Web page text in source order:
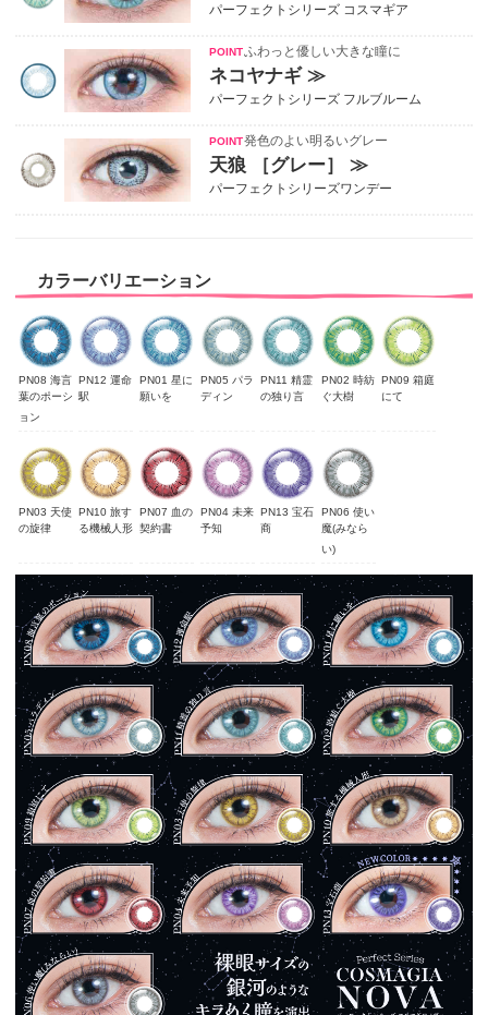
パーフェクトシリーズ コスマギア
ふわっと優しい大きな瞳に
ネコヤナギ ≫
パーフェクトシリーズ フルブルーム
発色のよい明るいグレー
天狼 ［グレー］ ≫
パーフェクトシリーズワンデー
カラーバリエーション
PN08 海言
葉のポーシ
ョン
PN12 運命
駅
PN01 星に
願いを
PN05 パラ
ディン
PN11 精霊
の独り言
PN02 時紡
ぐ大樹
PN09 箱庭
にて
PN03 天使
の旋律
PN10 旅す
る機械人形
PN07 血の
契約書
PN04 未来
予知
PN13 宝石
商
PN06 使い
魔(みなら
い)